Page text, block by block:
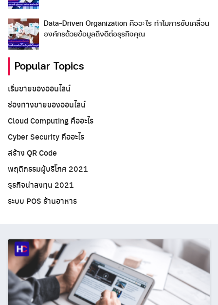
Data-Driven Organization คืออะไร ทำไมการขับเคลื่อน
องค์กรด้วยข้อมูลถึงดีต่อธุรกิจคุณ
Popular Topics
เริ่มขายของออนไลน์
ช่องทางขายของออนไลน์
Cloud Computing คืออะไร
Cyber Security คืออะไร
สร้าง QR Code
พฤติกรรมผู้บริโภค 2021
ธุรกิจน่าลงทุน 2021
ระบบ POS ร้านอาหาร